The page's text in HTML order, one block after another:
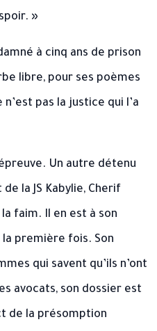
»
à cinq ans de prison
libre, pour ses poèmes
pas la justice qui l’a
Un autre détenu
la JS Kabylie, Cherif
faim. Il en est à son
la première fois. Son
qui savent qu’ils n’ont
avocats, son dossier est
de la présomption